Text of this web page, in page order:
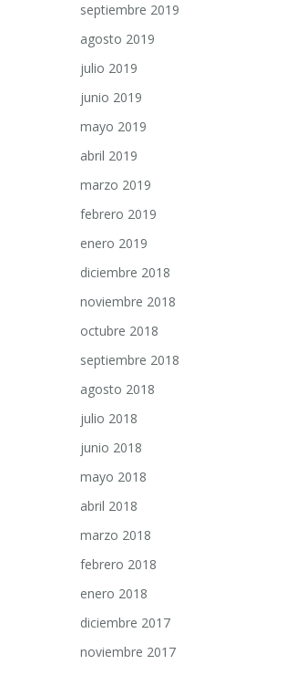
septiembre 2019
agosto 2019
julio 2019
junio 2019
mayo 2019
abril 2019
marzo 2019
febrero 2019
enero 2019
diciembre 2018
noviembre 2018
octubre 2018
septiembre 2018
agosto 2018
julio 2018
junio 2018
mayo 2018
abril 2018
marzo 2018
febrero 2018
enero 2018
diciembre 2017
noviembre 2017